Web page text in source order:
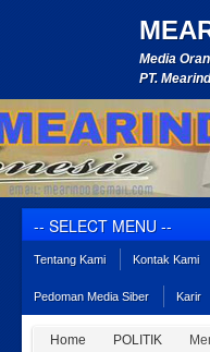
Media
PT.
Tentang Kami Kontak Kami
Pedoman Media Siber Karir
Home POLITIK